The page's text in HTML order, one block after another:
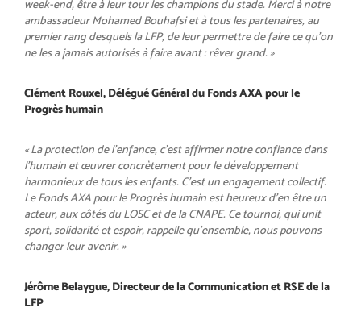
week-end, être à leur tour les champions du stade. Merci à notre
ambassadeur Mohamed Bouhafsi et à tous les partenaires, au
premier rang desquels la LFP, de leur permettre de faire ce qu’on
ne les a jamais autorisés à faire avant : rêver grand. »
Clément Rouxel, Délégué Général du Fonds AXA pour le
Progrès humain
« La protection de l’enfance, c’est affirmer notre confiance dans
l’humain et œuvrer concrètement pour le développement
harmonieux de tous les enfants. C’est un engagement collectif.
Le Fonds AXA pour le Progrès humain est heureux d’en être un
acteur, aux côtés du LOSC et de la CNAPE. Ce tournoi, qui unit
sport, solidarité et espoir, rappelle qu’ensemble, nous pouvons
changer leur avenir. »
Jérôme Belaygue, Directeur de la Communication et RSE de la
LFP